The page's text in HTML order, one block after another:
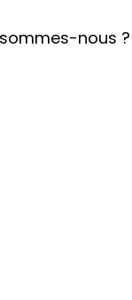
nous ?